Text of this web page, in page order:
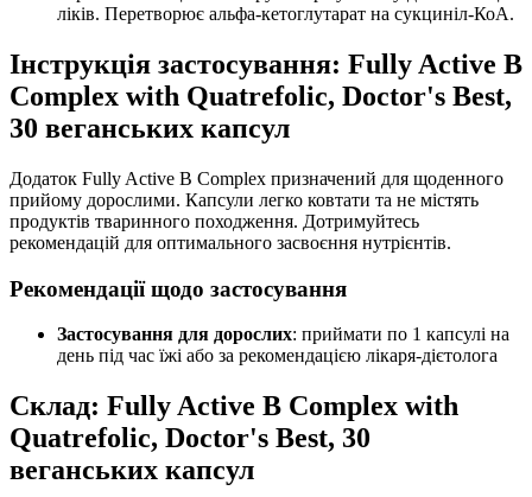
ліків. Перетворює альфа-кетоглутарат на сукциніл-КоА.
Інструкція застосування: Fully Active B
Complex with Quatrefolic, Doctor's Best,
30 веганських капсул
Додаток Fully Active B Complex призначений для щоденного
прийому дорослими. Капсули легко ковтати та не містять
продуктів тваринного походження. Дотримуйтесь
рекомендацій для оптимального засвоєння нутрієнтів.
Рекомендації щодо застосування
Застосування для дорослих: приймати по 1 капсулі на
день під час їжі або за рекомендацією лікаря-дієтолога
Склад: Fully Active B Complex with
Quatrefolic, Doctor's Best, 30
веганських капсул